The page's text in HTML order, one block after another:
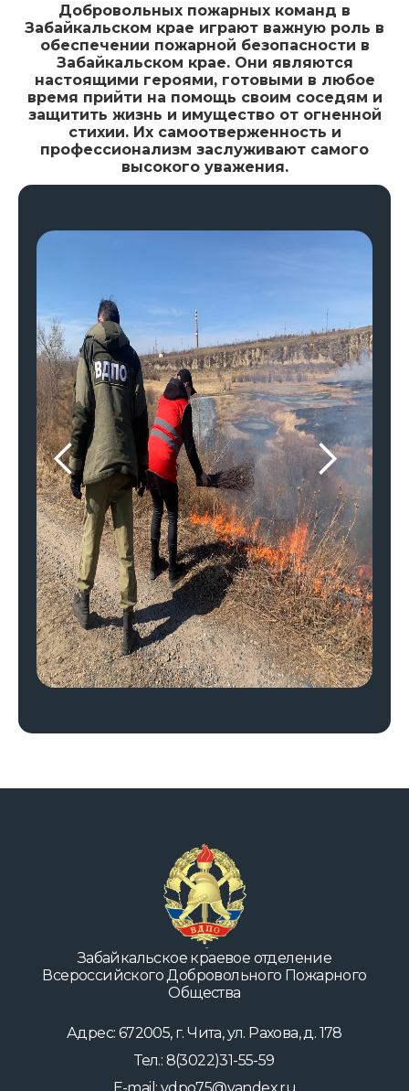
Добровольных пожарных команд в
Забайкальском крае играют важную роль в
обеспечении пожарной безопасности в
Забайкальском крае. Они являются
настоящими героями, готовыми в любое
время прийти на помощь своим соседям и
защитить жизнь и имущество от огненной
стихии. Их самоотверженность и
профессионализм заслуживают самого
высокого уважения.
Забайкальское краевое отделение
Всероссийского Добровольного Пожарного
Общества
Адрес: 672005, г. Чита, ул. Рахова, д. 178
Тел.: 8(3022)31-55-59